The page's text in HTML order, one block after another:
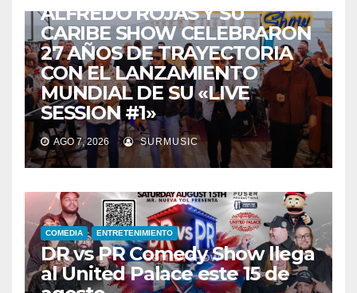
ALFREDO ROJAS Y SU
CARIBE SHOW CELEBRARON
27 AÑOS DE TRAYECTORIA
CON EL LANZAMIENTO
MUNDIAL DE SU «LIVE
SESSION #1»
AGO 7, 2026 SURMUSIC
COMEDIA ENTRETENIMIENTO
DR vs PR Comedy Show llega
al United Palace este 15 de